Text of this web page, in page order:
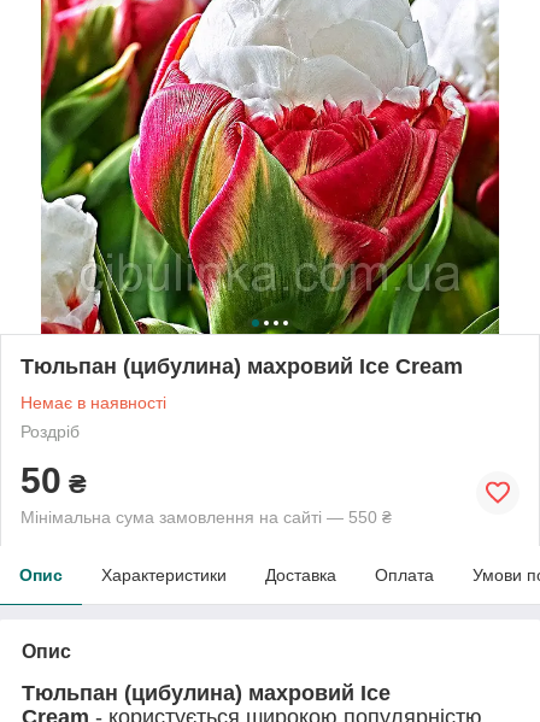
Тюльпан (цибулина) махровий Ice Cream
Немає в наявності
Роздріб
50 ₴
Мінімальна сума замовлення на сайті — 550 ₴
Опис Характеристики Доставка Оплата Умови
Опис
Тюльпан (цибулина) махровий Ice
Cream - користується широкою популярністю